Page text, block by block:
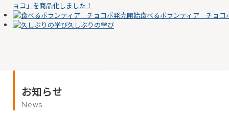
ョコ」を商品化しました！
食べるボランティア チョコ
久しぶりの学び
お知らせ
News